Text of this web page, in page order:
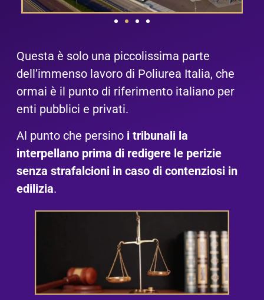
Questa è solo una piccolissima parte
dell’immenso lavoro di Poliurea Italia, che
ormai è il punto di riferimento italiano per
enti pubblici e privati.
Al punto che persino i tribunali la
interpellano prima di redigere le perizie
senza strafalcioni in caso di contenziosi in
edilizia.